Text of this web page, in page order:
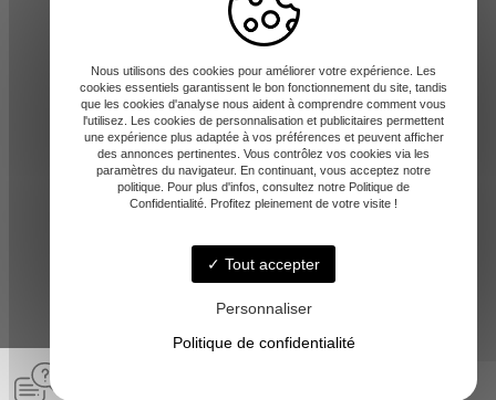
contact@amd-31.fr
06 13 65 44 06
Nous utilisons des cookies pour améliorer votre expérience. Les
cookies essentiels garantissent le bon fonctionnement du site, tandis
que les cookies d'analyse nous aident à comprendre comment vous
l'utilisez. Les cookies de personnalisation et publicitaires permettent
une expérience plus adaptée à vos préférences et peuvent afficher
des annonces pertinentes. Vous contrôlez vos cookies via les
paramètres du navigateur. En continuant, vous acceptez notre
politique. Pour plus d'infos, consultez notre Politique de
Confidentialité. Profitez pleinement de votre visite !
Tout accepter
Personnaliser
Politique de confidentialité